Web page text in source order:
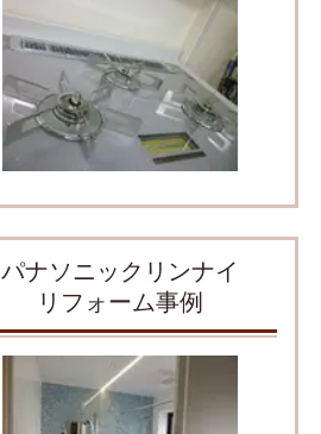
パナソニックリンナイ
リフォーム事例